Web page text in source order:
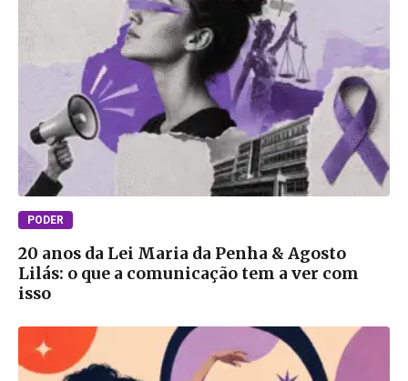
PODER
20 anos da Lei Maria da Penha & Agosto
Lilás: o que a comunicação tem a ver com
isso